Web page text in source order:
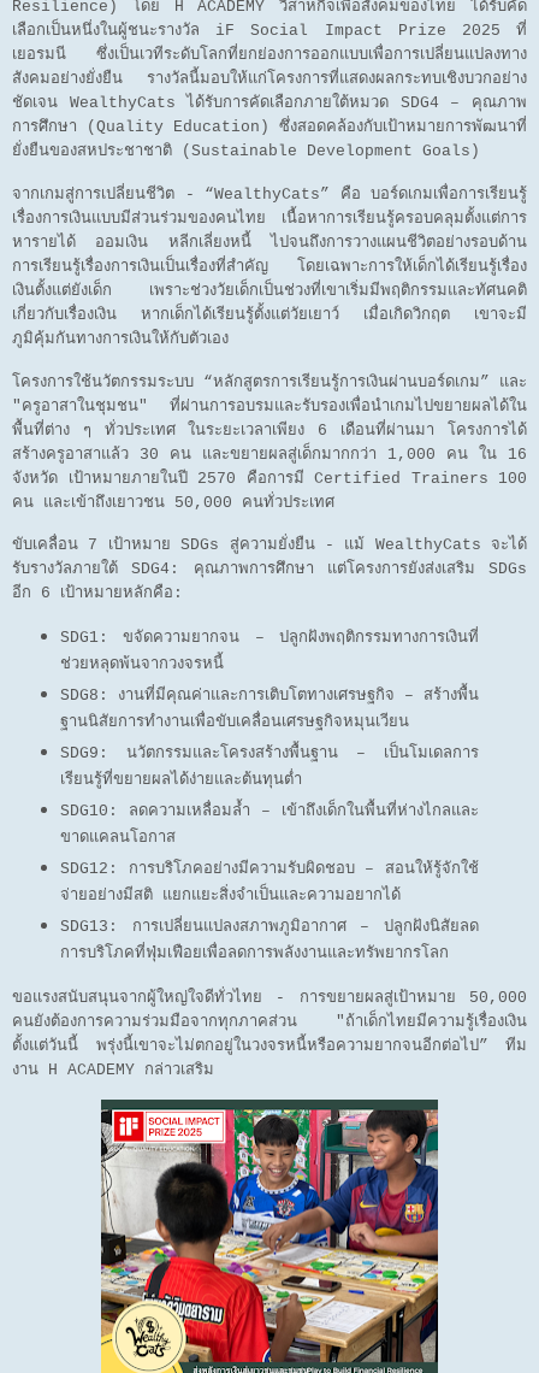
Resilience) โดย H ACADEMY วิสาหกิจเพื่อสังคมของไทย ได้รับคัด
เลือกเป็นหนึ่งในผู้ชนะรางวัล iF Social Impact Prize 2025 ที่
เยอรมนี ซึ่งเป็นเวทีระดับโลกที่ยกย่องการออกแบบเพื่อการเปลี่ยนแปลงทาง
สังคมอย่างยั่งยืน รางวัลนี้มอบให้แก่โครงการที่แสดงผลกระทบเชิงบวกอย่าง
ชัดเจน WealthyCats ได้รับการคัดเลือกภายใต้หมวด SDG4 – คุณภาพ
การศึกษา (Quality Education) ซึ่งสอดคล้องกับเป้าหมายการพัฒนาที่
ยั่งยืนของสหประชาชาติ (Sustainable Development Goals)
จากเกมสู่การเปลี่ยนชีวิต - “WealthyCats” คือ บอร์ดเกมเพื่อการเรียนรู้
เรื่องการเงินแบบมีส่วนร่วมของคนไทย เนื้อหาการเรียนรู้ครอบคลุมตั้งแต่การ
หารายได้ ออมเงิน หลีกเลี่ยงหนี้ ไปจนถึงการวางแผนชีวิตอย่างรอบด้าน
การเรียนรู้เรื่องการเงินเป็นเรื่องที่สำคัญ โดยเฉพาะการให้เด็กได้เรียนรู้เรื่อง
เงินตั้งแต่ยังเด็ก เพราะช่วงวัยเด็กเป็นช่วงที่เขาเริ่มมีพฤติกรรมและทัศนคติ
เกี่ยวกับเรื่องเงิน หากเด็กได้เรียนรู้ตั้งแต่วัยเยาว์ เมื่อเกิดวิกฤต เขาจะมี
ภูมิคุ้มกันทางการเงินให้กับตัวเอง
โครงการใช้นวัตกรรมระบบ “หลักสูตรการเรียนรู้การเงินผ่านบอร์ดเกม” และ
"ครูอาสาในชุมชน" ที่ผ่านการอบรมและรับรองเพื่อนำเกมไปขยายผลได้ใน
พื้นที่ต่าง ๆ ทั่วประเทศ ในระยะเวลาเพียง 6 เดือนที่ผ่านมา โครงการได้
สร้างครูอาสาแล้ว 30 คน และขยายผลสู่เด็กมากกว่า 1,000 คน ใน 16
จังหวัด เป้าหมายภายในปี 2570 คือการมี Certified Trainers 100
คน และเข้าถึงเยาวชน 50,000 คนทั่วประเทศ
ขับเคลื่อน 7 เป้าหมาย SDGs สู่ความยั่งยืน - แม้ WealthyCats จะได้
รับรางวัลภายใต้ SDG4: คุณภาพการศึกษา แต่โครงการยังส่งเสริม SDGs
อีก 6 เป้าหมายหลักคือ:
SDG1: ขจัดความยากจน – ปลูกฝังพฤติกรรมทางการเงินที่
ช่วยหลุดพ้นจากวงจรหนี้
SDG8: งานที่มีคุณค่าและการเติบโตทางเศรษฐกิจ – สร้างพื้น
ฐานนิสัยการทำงานเพื่อขับเคลื่อนเศรษฐกิจหมุนเวียน
SDG9: นวัตกรรมและโครงสร้างพื้นฐาน – เป็นโมเดลการ
เรียนรู้ที่ขยายผลได้ง่ายและต้นทุนต่ำ
SDG10: ลดความเหลื่อมล้ำ – เข้าถึงเด็กในพื้นที่ห่างไกลและ
ขาดแคลนโอกาส
SDG12: การบริโภคอย่างมีความรับผิดชอบ – สอนให้รู้จักใช้
จ่ายอย่างมีสติ แยกแยะสิ่งจำเป็นและความอยากได้
SDG13: การเปลี่ยนแปลงสภาพภูมิอากาศ – ปลูกฝังนิสัยลด
การบริโภคที่ฟุ่มเฟือยเพื่อลดการพลังงานและทรัพยากรโลก
ขอแรงสนับสนุนจากผู้ใหญ่ใจดีทั่วไทย - การขยายผลสู่เป้าหมาย 50,000
คนยังต้องการความร่วมมือจากทุกภาคส่วน "ถ้าเด็กไทยมีความรู้เรื่องเงิน
ตั้งแต่วันนี้ พรุ่งนี้เขาจะไม่ตกอยู่ในวงจรหนี้หรือความยากจนอีกต่อไป” ทีม
งาน H ACADEMY กล่าวเสริม